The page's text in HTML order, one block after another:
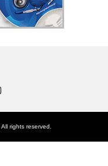
All rights reserved.